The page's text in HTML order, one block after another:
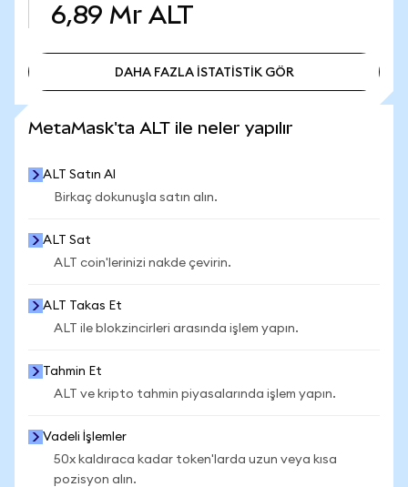
6,89 Mr ALT
DAHA FAZLA İSTATİSTİK GÖR
MetaMask'ta ALT ile neler yapılır
ALT Satın Al
Birkaç dokunuşla satın alın.
ALT Sat
ALT coin'lerinizi nakde çevirin.
ALT Takas Et
ALT ile blokzincirleri arasında işlem yapın.
Tahmin Et
ALT ve kripto tahmin piyasalarında işlem yapın.
Vadeli İşlemler
50x kaldıraca kadar token'larda uzun veya kısa
pozisyon alın.